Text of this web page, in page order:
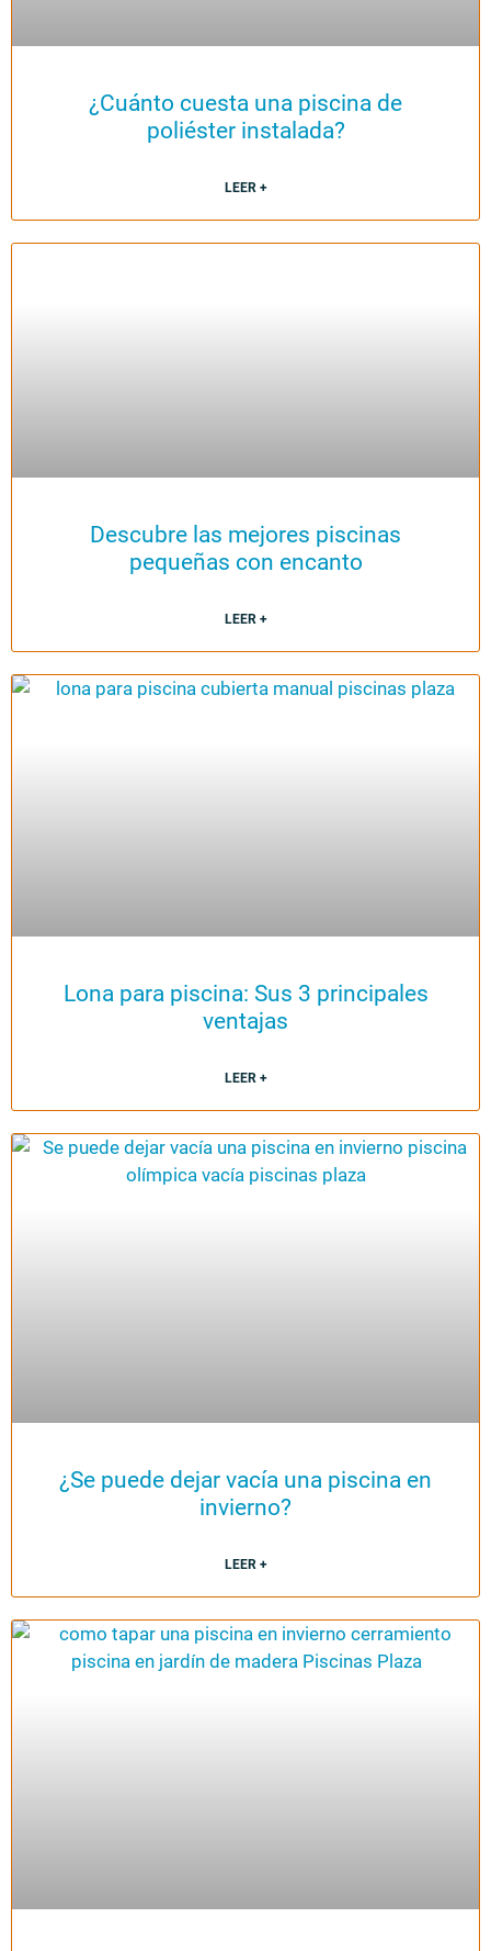
¿Cuánto cuesta una piscina de
poliéster instalada?
LEER +
Descubre las mejores piscinas
pequeñas con encanto
LEER +
Lona para piscina: Sus 3 principales
ventajas
LEER +
¿Se puede dejar vacía una piscina en
invierno?
LEER +